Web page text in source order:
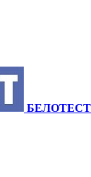
БЕЛОТЕСТ